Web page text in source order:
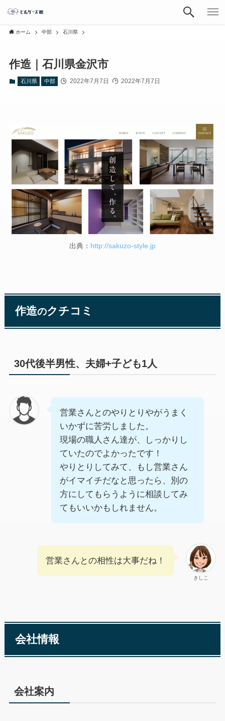
ホーム 中部 石川県
作造｜石川県金沢市
石川県 中部 2022年7月7日 2022年7月7日
出典： http://sakuzo-style.jp
作造のクチコミ
30代後半男性、夫婦+子ども1人
営業さんとのやりとりやがうまく
いかずに苦労しました。
現場の職人さん達が、しっかりし
ていたのでよかったです！
やりとりしてみて、もし営業さん
がイマイチだなと思ったら、別の
方にしてもらうように相談してみ
てもいいかもしれません。
きしこ
営業さんとの相性は大事だね！
会社情報
会社案内